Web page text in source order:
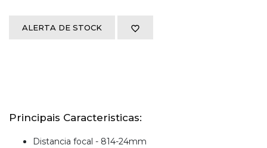
ALERTA DE STOCK
Principais Caracteristicas:
Distancia focal - 814-24mm